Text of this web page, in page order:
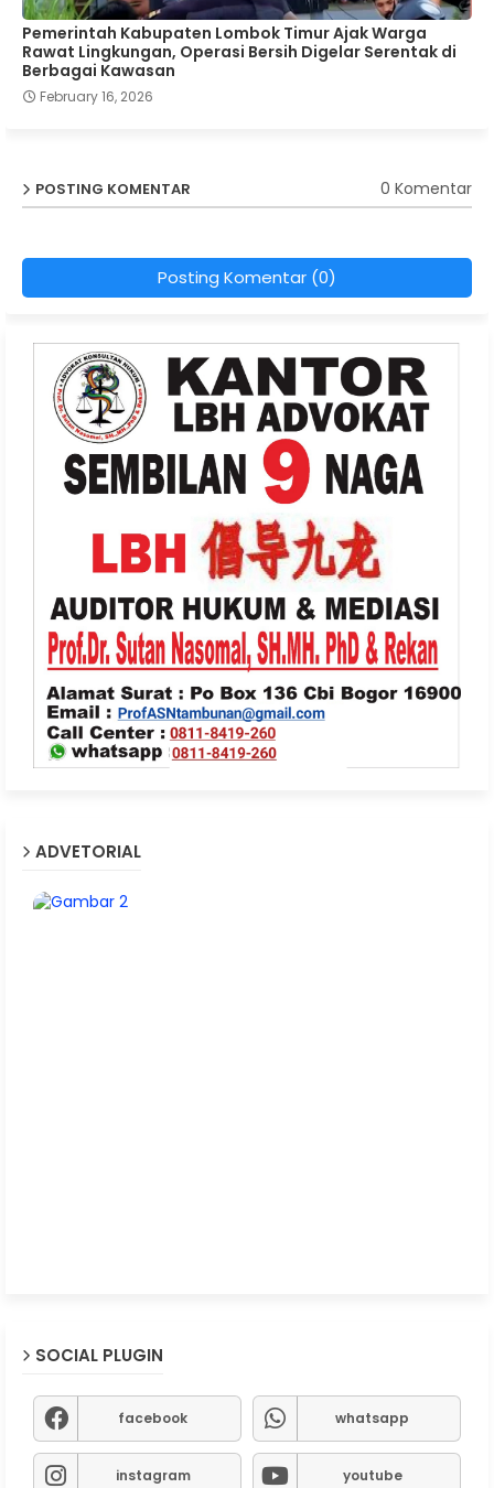
Pemerintah Kabupaten Lombok Timur Ajak Warga
Rawat Lingkungan, Operasi Bersih Digelar Serentak di
Berbagai Kawasan
February 16, 2026
POSTING KOMENTAR 0 Komentar
Posting Komentar (0)
ADVETORIAL
SOCIAL PLUGIN
facebook whatsapp
instagram youtube